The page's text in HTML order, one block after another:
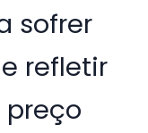
sofrer
refletir